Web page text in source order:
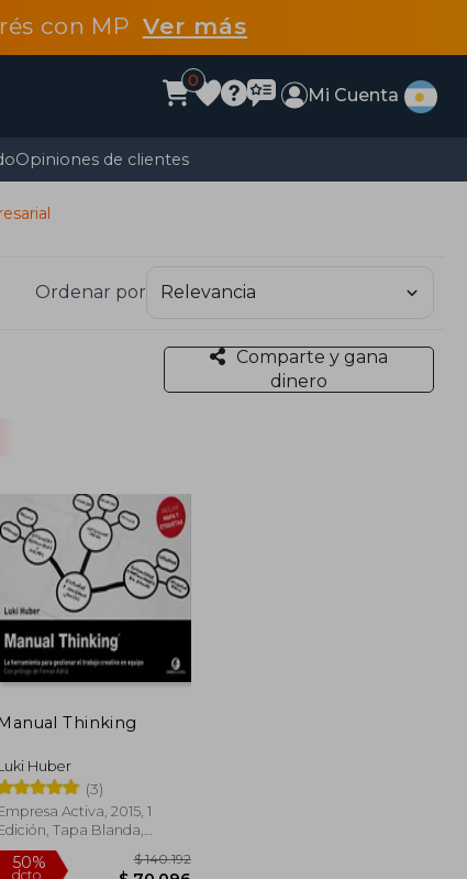
con MP Ver más
0
Mi Cuenta
Opiniones de clientes
Ordenar por
Comparte y gana
dinero
Manual Thinking
Huber
(3)
Activa, 2015, 1
Tapa Blanda,